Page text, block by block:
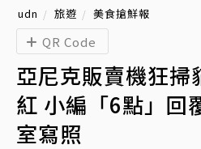
udn 旅遊 美食搶鮮報
亞尼克販賣機狂掃
紅 小編「6點」回
室寫照
QR Code